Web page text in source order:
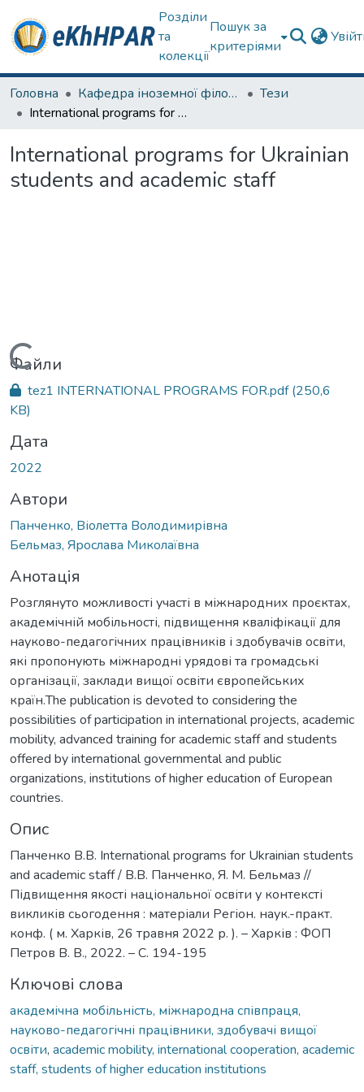
Розділи
та
колекції
Пошук за
критеріями
Головна Кафедра іноземної філології
Тези
International programs for Ukrainian students and academic staff
International programs for Ukrainian
students and academic staff
Вантажиться...
Файли
tez1 INTERNATIONAL PROGRAMS FOR.pdf(250,6
KB)
Дата
2022
Автори
Панченко, Віолетта Володимирівна
Бельмаз, Ярослава Миколаївна
Анотація
Розглянуто можливості участі в міжнародних проєктах,
академічній мобільності, підвищення кваліфікації для
науково-педагогічних працівників і здобувачів освіти,
які пропонують міжнародні урядові та громадські
організації, заклади вищої освіти європейських
країн.The publication is devoted to considering the
possibilities of participation in international projects, academic
mobility, advanced training for academic staff and students
offered by international governmental and public
organizations, institutions of higher education of European
countries.
Опис
Панченко В.В. International programs for Ukrainian students
and academic staff / В.В. Панченко, Я. М. Бельмаз //
Підвищення якості національної освіти у контексті
викликів сьогодення : матеріали Регіон. наук.-практ.
конф. ( м. Харків, 26 травня 2022 р. ). – Харків : ФОП
Петров В. В., 2022. – С. 194-195
Ключові слова
академічна мобільність, міжнародна співпраця,
науково-педагогічні працівники, здобувачі вищої
освіти, academic mobility, international cooperation, academic
staff, students of higher education institutions